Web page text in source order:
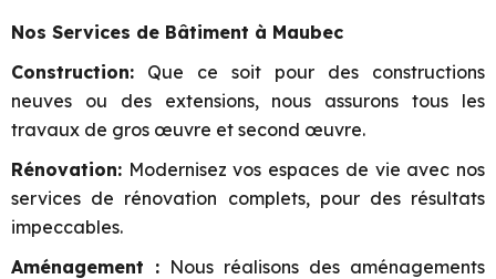
Nos Services de Bâtiment à Maubec
Construction: Que ce soit pour des constructions
neuves ou des extensions, nous assurons tous les
travaux de gros œuvre et second œuvre.
Rénovation: Modernisez vos espaces de vie avec nos
services de rénovation complets, pour des résultats
impeccables.
Aménagement : Nous réalisons des aménagements